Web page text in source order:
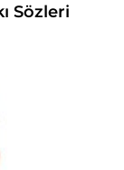
Sözleri